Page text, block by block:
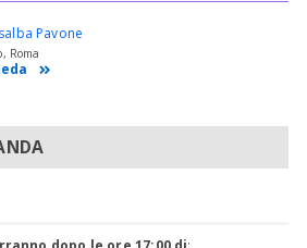
Pavone
Roma